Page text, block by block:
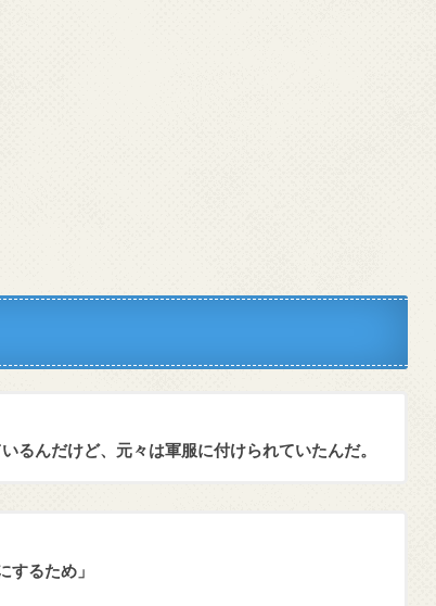
るんだけど、元々は軍服に付けられていたんだ。
するため」